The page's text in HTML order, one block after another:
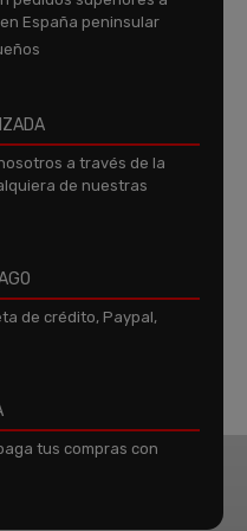
España peninsular
a través de la
de nuestras
de crédito, Paypal,
tus compras con